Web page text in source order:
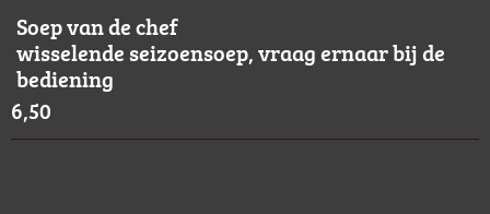
Soep van de chef
wisselende seizoensoep, vraag ernaar bij de
bediening
6,50